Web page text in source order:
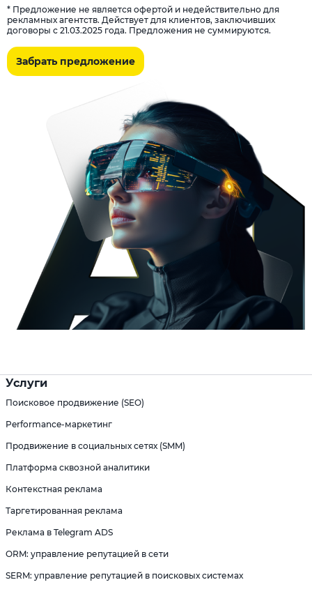
* Предложение не является офертой и недействительно для
рекламных агентств. Действует для клиентов, заключивших
договоры с 21.03.2025 года. Предложения не суммируются.
Забрать предложение
Услуги
Поисковое продвижение (SEO)
Performance-маркетинг
Продвижение в социальных сетях (SMM)
Платформа сквозной аналитики
Контекстная реклама
Таргетированная реклама
Реклама в Telegram ADS
ORM: управление репутацией в сети
SERM: управление репутацией в поисковых системах